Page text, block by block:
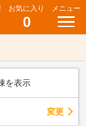
お気に入り
0
メニュー
を表示
変更